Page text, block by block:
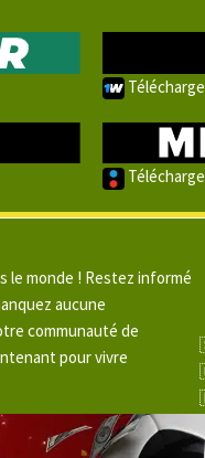
le monde ! Restez informé
aucune
communauté de
pour vivre